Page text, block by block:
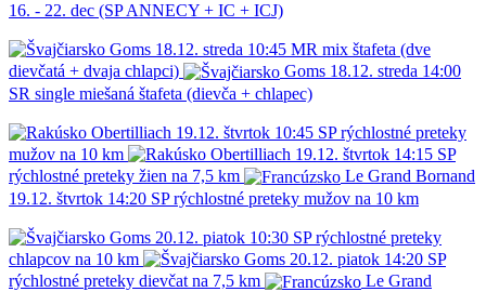
16. - 22. dec (SP ANNECY + IC + ICJ)
Goms 18.12. streda 10:45 MR mix štafeta (dve
dievčatá + dvaja chlapci)
Goms 18.12. streda 14:00
SR single miešaná štafeta (dievča + chlapec)
Obertilliach 19.12. štvrtok 10:45 SP rýchlostné preteky
mužov na 10 km
Obertilliach 19.12. štvrtok 14:15 SP
rýchlostné preteky žien na 7,5 km
Le Grand Bornand
19.12. štvrtok 14:20 SP rýchlostné preteky mužov na 10 km
Goms 20.12. piatok 10:30 SP rýchlostné preteky
chlapcov na 10 km
Goms 20.12. piatok 14:20 SP
rýchlostné preteky dievčat na 7,5 km
Le Grand